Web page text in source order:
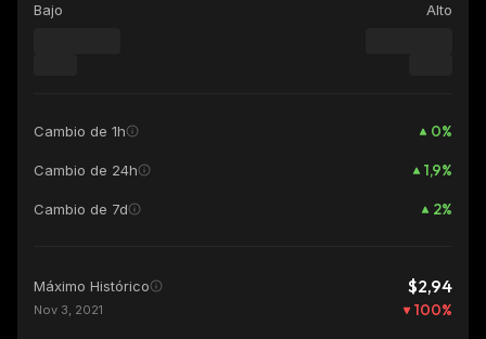
Bajo Alto
Cambio de 1h 0%
Cambio de 24h 1,9%
Cambio de 7d 2%
Máximo Histórico $2,94
Nov 3, 2021 100%